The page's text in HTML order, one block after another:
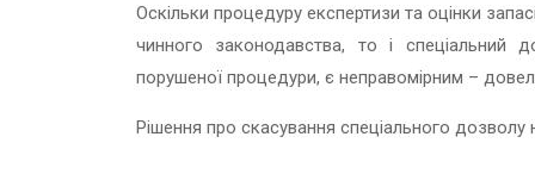
Оскільки процедуру експертизи та оцінки
чинного законодавства, то і спеціальний
порушеної процедури, є неправомірним –
Рішення про скасування спеціального